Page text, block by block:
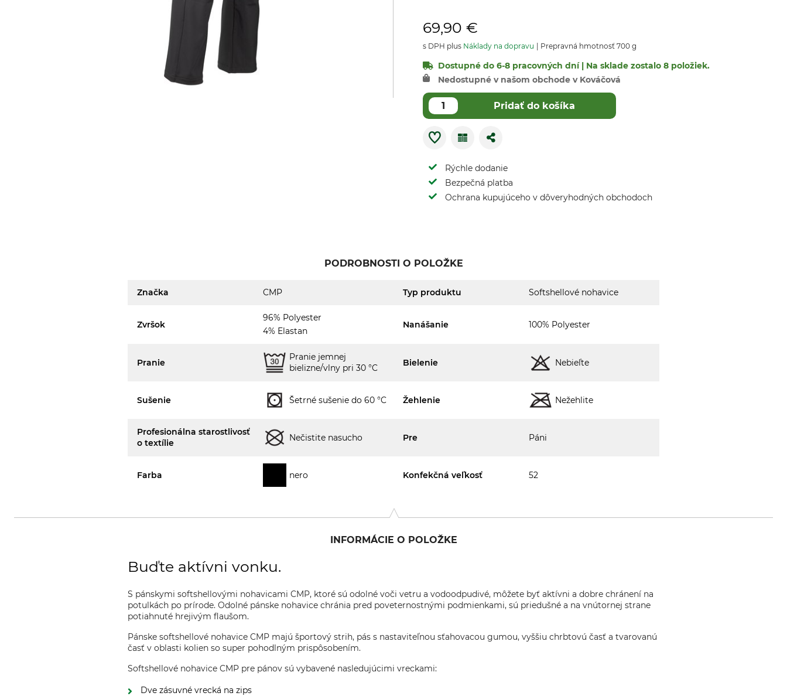
69,90 €
s DPH plus Náklady na dopravu Prepravná hmotnosť 700 g
Dostupné do 6-8 pracovných dní | Na sklade zostalo 8 položiek.
Nedostupné v našom obchode v Kováčová
Pridať do košíka
Rýchle dodanie
Bezpečná platba
Ochrana kupujúceho v dôveryhodných obchodoch
PODROBNOSTI O POLOŽKE
Značka CMP Typ produktu Softshellové nohavice
Zvršok
96% Polyester
4% Elastan
Nanášanie 100% Polyester
Pranie
Pranie jemnej
bielizne/vlny pri 30 °C
Bielenie Nebieľte
Sušenie Šetrné sušenie do 60 °C Žehlenie Nežehlite
Profesionálna starostlivosť
o textílie
Nečistite nasucho Pre Páni
Farba nero Konfekčná veľkosť 52
INFORMÁCIE O POLOŽKE
Buďte aktívni vonku.
S pánskymi softshellovými nohavicami CMP, ktoré sú odolné voči vetru a vodoodpudivé, môžete byť aktívni a dobre chránení na
potulkách po prírode. Odolné pánske nohavice chránia pred poveternostnými podmienkami, sú priedušné a na vnútornej strane
potiahnuté hrejivým flaušom.
Pánske softshellové nohavice CMP majú športový strih, pás s nastaviteľnou sťahovacou gumou, vyššiu chrbtovú časť a tvarovanú
časť v oblasti kolien so super pohodlným prispôsobením.
Softshellové nohavice CMP pre pánov sú vybavené nasledujúcimi vreckami:
Dve zásuvné vrecká na zips